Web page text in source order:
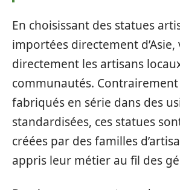
En choisissant des statues
importées directement
directement les artisans
communautés.
fabriqués en série dans des
standardisées, ces statues
créées par des familles
appris leur métier au fil des